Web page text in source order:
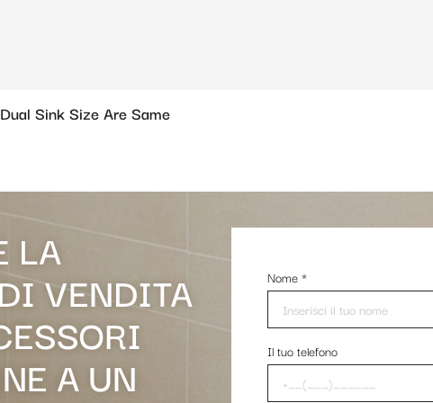
Sink Size Are Same
LA
VENDITA
A UN
Nome*
Il tuo telefono